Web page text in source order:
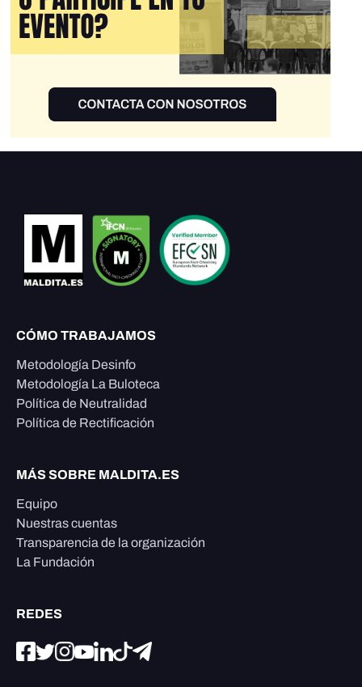
CÓMO TRABAJAMOS
Metodología Desinfo
Metodología La Buloteca
Política de Neutralidad
Política de Rectificación
MÁS SOBRE MALDITA.ES
Equipo
Nuestras cuentas
Transparencia de la organización
La Fundación
REDES